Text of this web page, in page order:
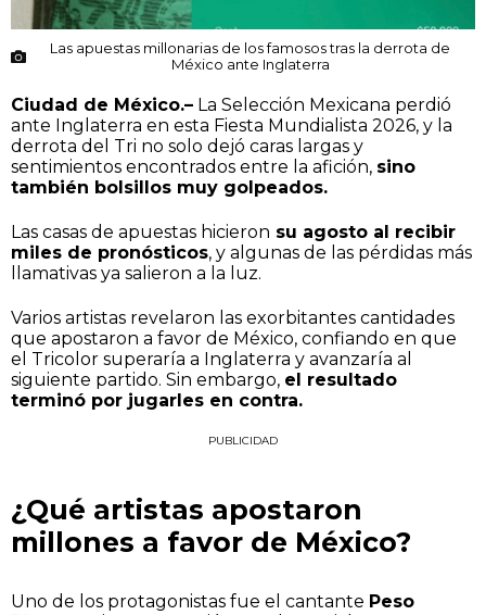
Las apuestas millonarias de los famosos tras la derrota de
México ante Inglaterra
Ciudad de México.– La Selección Mexicana perdió
ante Inglaterra en esta Fiesta Mundialista 2026, y la
derrota del Tri no solo dejó caras largas y
sentimientos encontrados entre la afición, sino
también bolsillos muy golpeados.
Las casas de apuestas hicieron su agosto al recibir
miles de pronósticos, y algunas de las pérdidas más
llamativas ya salieron a la luz.
Varios artistas revelaron las exorbitantes cantidades
que apostaron a favor de México, confiando en que
el Tricolor superaría a Inglaterra y avanzaría al
siguiente partido. Sin embargo, el resultado
terminó por jugarles en contra.
PUBLICIDAD
¿Qué artistas apostaron
millones a favor de México?
Uno de los protagonistas fue el cantante Peso